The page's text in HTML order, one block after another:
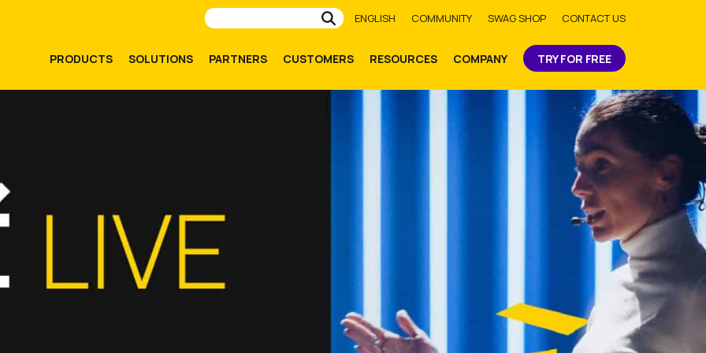
Submit
ENGLISH COMMUNITY SWAG SHOP CONTACT US
PRODUCTS SOLUTIONS PARTNERS CUSTOMERS RESOURCES COMPANY TRY FOR FREE